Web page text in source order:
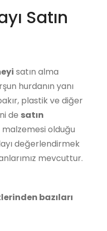
Satın
satın alma
hurdanın yanı
plastik ve diğer
de satın
olduğu
değerlendirmek
mevcuttur.
bazıları